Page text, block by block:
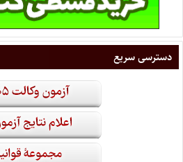
دسترسی سریع